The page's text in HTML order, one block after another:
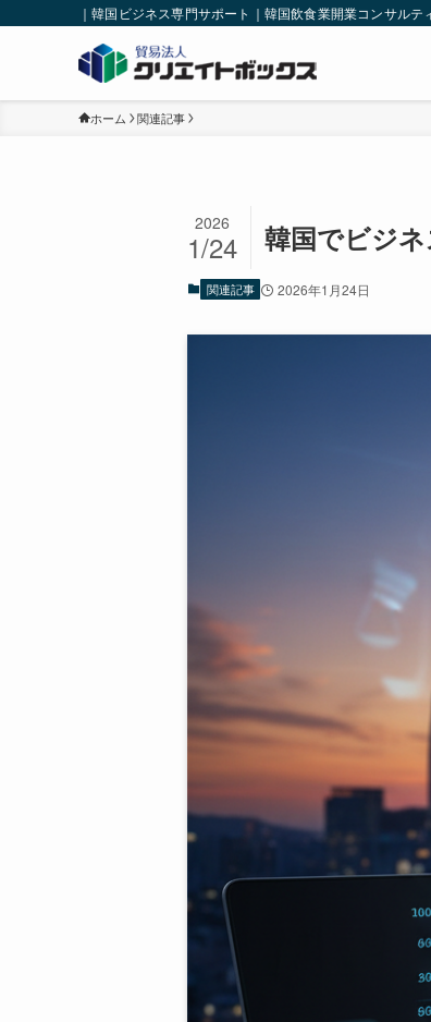
｜韓国ビジネス専門サポート｜韓国飲食業開業コンサル
ホーム 関連記事
韓国でビジ
2026
1/24
関連記事 2026年1月24日